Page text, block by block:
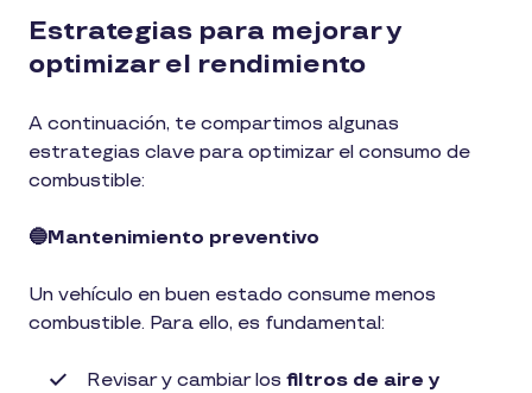
Estrategias para mejorar y
optimizar el rendimiento
A continuación, te compartimos algunas
estrategias clave para optimizar el consumo de
combustible:
🔵Mantenimiento preventivo
Un vehículo en buen estado consume menos
combustible. Para ello, es fundamental:
Revisar y cambiar los filtros de aire y